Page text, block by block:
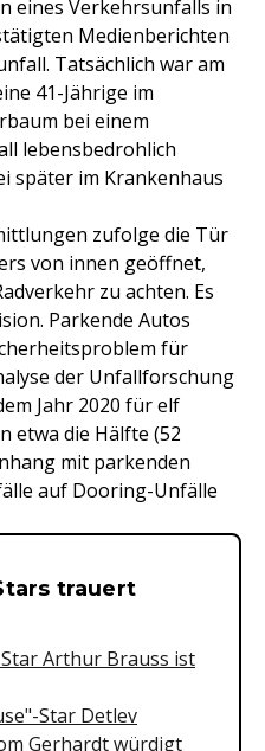
eines Verkehrsunfalls in
Medienberichten
Tatsächlich war am
41-Jährige im
bei einem
lebensbedrohlich
später im Krankenhaus
zufolge die Tür
von innen geöffnet,
zu achten. Es
Parkende Autos
für
der Unfallforschung
Jahr 2020 für elf
etwa die Hälfte (52
mit parkenden
auf Dooring-Unfälle
&trauert
Arthur Brauss ist
Star Detlev
Gerhardt würdigt